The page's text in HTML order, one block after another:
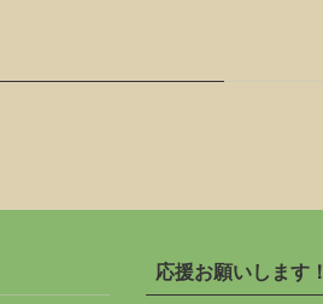
応援お願いします！